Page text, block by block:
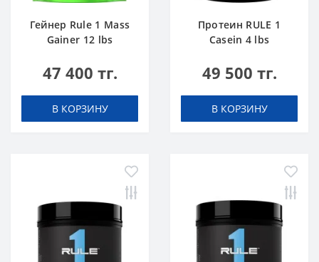
Гейнер Rule 1 Mass
Gainer 12 lbs
47 400 тг.
В КОРЗИНУ
Протеин RULE 1
Casein 4 lbs
Мороженое
49 500 тг.
В КОРЗИНУ